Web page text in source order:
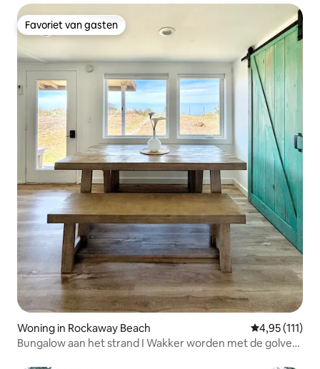
Favoriet van gasten
Favoriet van gasten
Woning in Rockaway Beach Gemiddelde
4,95 (111)
Bungalow aan het strand I Wakker worden met de golven